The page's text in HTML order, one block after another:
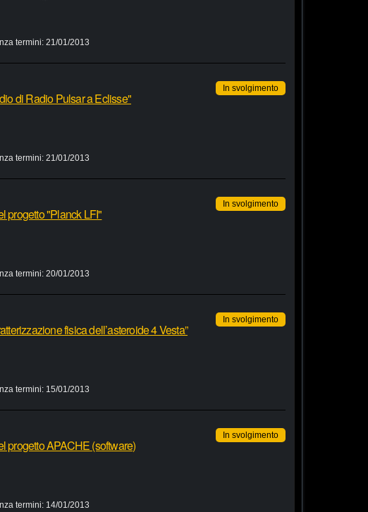
termini: 21/01/2013
In svolgimento
di Radio Pulsar a Eclisse"
termini: 21/01/2013
In svolgimento
progetto "Planck LFI"
termini: 20/01/2013
In svolgimento
fisica dell’asteroide 4 Vesta”
termini: 15/01/2013
In svolgimento
progetto APACHE (software)
termini: 14/01/2013